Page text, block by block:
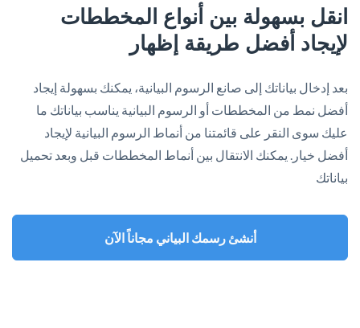
انقل بسهولة بين أنواع المخططات
لإيجاد أفضل طريقة إظهار
بعد إدخال بياناتك إلى صانع الرسوم البيانية، يمكنك بسهولة إيجاد
أفضل نمط من المخططات أو الرسوم البيانية يناسب بياناتك ما
عليك سوى النقر على قائمتنا من أنماط الرسوم البيانية لإيجاد
أفضل خيار. يمكنك الانتقال بين أنماط المخططات قبل وبعد تحميل
بياناتك
أنشئ رسمك البياني مجاناً الآن